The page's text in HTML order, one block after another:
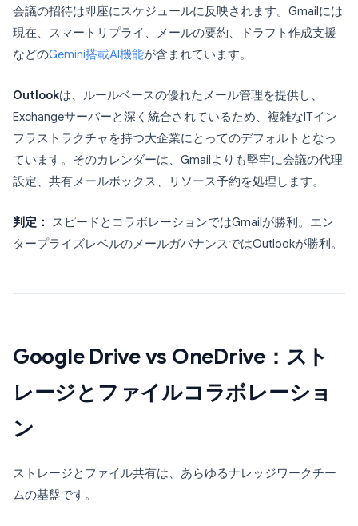
会議の招待は即座にスケジュールに反映されます。Gmailには
現在、スマートリプライ、メールの要約、ドラフト作成支援
などのGemini搭載AI機能が含まれています。
Outlookは、ルールベースの優れたメール管理を提供し、
Exchangeサーバーと深く統合されているため、複雑なITイン
フラストラクチャを持つ大企業にとってのデフォルトとなっ
ています。そのカレンダーは、Gmailよりも堅牢に会議の代理
設定、共有メールボックス、リソース予約を処理します。
判定：
スピードとコラボレーションではGmailが勝利。エン
タープライズレベルのメールガバナンスではOutlookが勝利。
Google Drive vs OneDrive：スト
レージとファイルコラボレーショ
ン
ストレージとファイル共有は、あらゆるナレッジワークチー
ムの基盤です。